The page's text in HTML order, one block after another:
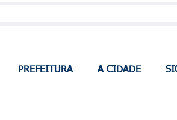
PREFEITURA A CIDADE